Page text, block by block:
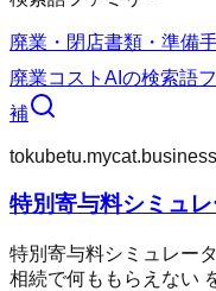
廃業・閉店書類・準備
廃業コストAI の検索語
補
tokubetu.mycat.business
特別寄与料シミュ
特別寄与料シミュレー
相続で何ももらえない